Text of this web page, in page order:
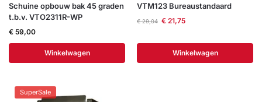
Schuine opbouw bak 45 graden
t.b.v. VTO2311R-WP
€ 59,00
Winkelwagen
VTM123 Bureaustandaard
€29,04 €21,75
Winkelwagen
SuperSale